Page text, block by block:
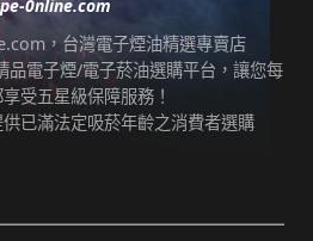
信用」而導致無法再次使用超商取
顧客及時前往取貨。
送方式皆有發生延誤之可能，我們
立後會在24小時內出貨，但無法保
零機率延遲。
，會有所出入）
回運費。
品在運送途中均有可能因為壓力改
漏問題，如發現滲漏，請拍照/錄影
進行免費退換。有其他疑慮請聯絡
0nline.com
，台灣電子煙油精選專賣店
品電子煙/電子菸油選購平台，讓您每
受五星級保障服務！
已滿法定吸菸年齡之消費者選購